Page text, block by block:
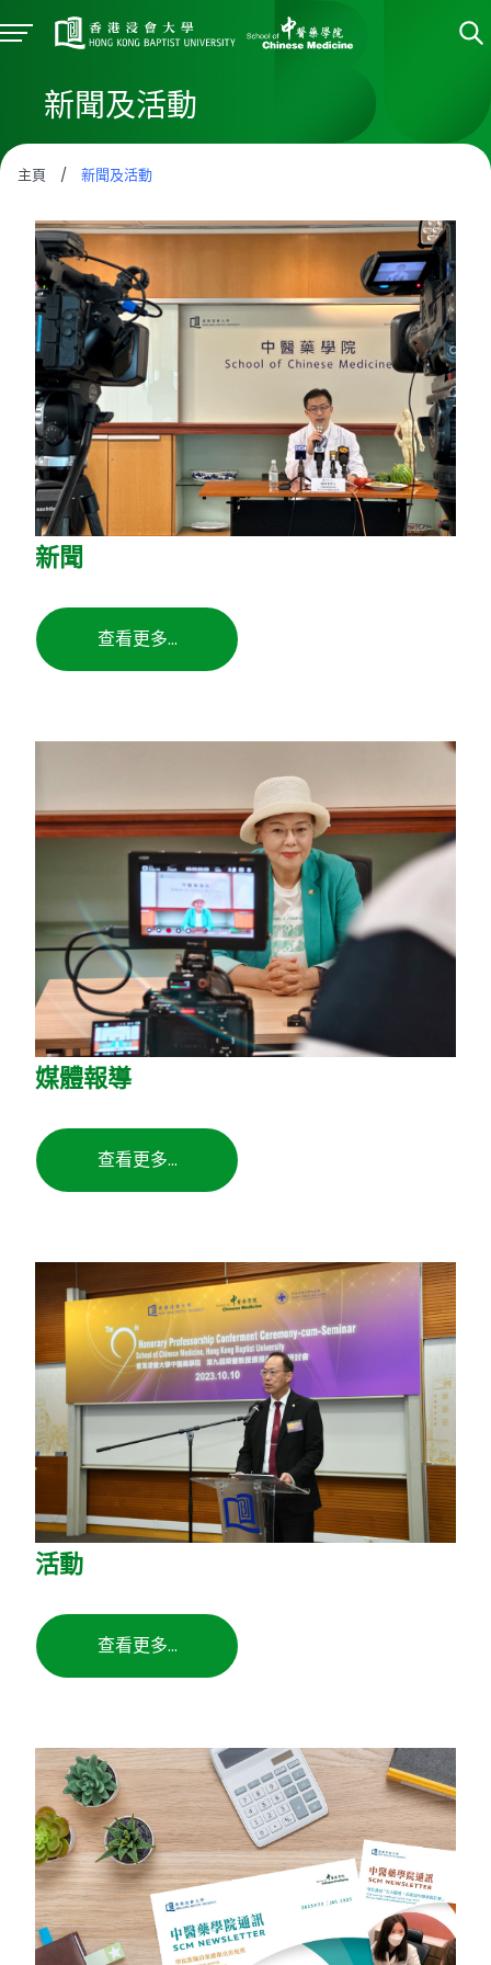
新聞及活動
主頁 / 新聞及活動
新聞
查看更多...
媒體報導
查看更多...
活動
查看更多...